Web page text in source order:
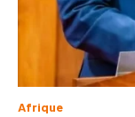
Afrique